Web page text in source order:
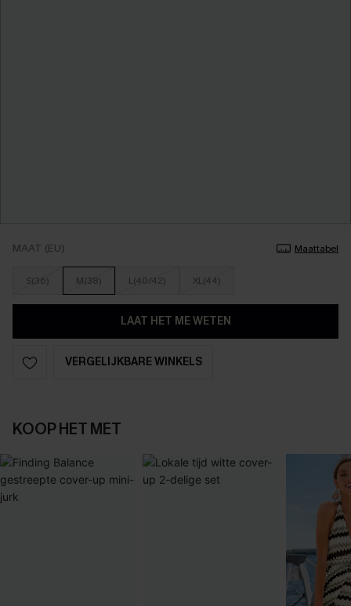
MAAT (EU) Maattabel
S(36) M(38) L(40/42) XL(44)
LAAT HET ME WETEN
VERGELIJKBARE WINKELS
KOOP HET MET